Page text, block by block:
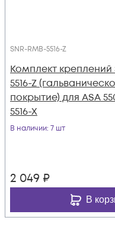
SNR-RMB-5516-Z
Комплект креплений
5516-Z
покрытие) для ASA
5516-X
В наличии: 7 шт
2 049 ₽
В